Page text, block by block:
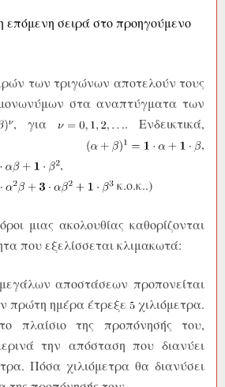
επόμενη σειρά στο προηγούμενο
των τριγώνων αποτελούν τους
στα αναπτύγματα των
, για
. Ενδεικτικά,
,
,
κ.ο.κ..)
μιας ακολουθίας καθορίζονται
που εξελίσσεται κλιμακωτά:
αποστάσεων προπονείται
πρώτη ημέρα έτρεξε
χιλιόμετρα.
πλαίσιο της προπόνησής του,
την απόσταση που διανύει
Πόσα χιλιόμετρα θα διανύσει